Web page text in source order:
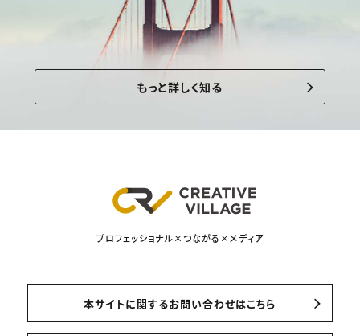
もっと詳しく知る
プロフェッショナル×つながる×メディア
本サイトに関するお問い合わせはこちら